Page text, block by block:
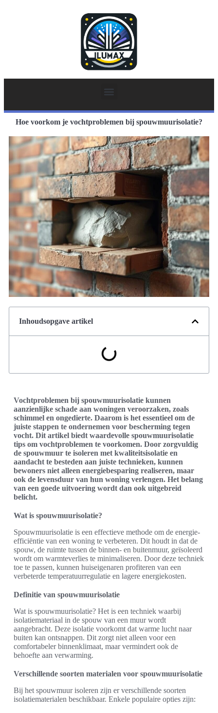
Hoe voorkom je vochtproblemen bij spouwmuurisolatie?
Inhoudsopgave artikel
Vochtproblemen bij spouwmuurisolatie kunnen
aanzienlijke schade aan woningen veroorzaken, zoals
schimmel en ongedierte. Daarom is het essentieel om de
juiste stappen te ondernemen voor bescherming tegen
vocht. Dit artikel biedt waardevolle spouwmuurisolatie
tips om vochtproblemen te voorkomen. Door zorgvuldig
de spouwmuur te isoleren met kwaliteitsisolatie en
aandacht te besteden aan juiste technieken, kunnen
bewoners niet alleen energiebesparing realiseren, maar
ook de levensduur van hun woning verlengen. Het belang
van een goede uitvoering wordt dan ook uitgebreid
belicht.
Wat is spouwmuurisolatie?
Spouwmuurisolatie is een effectieve methode om de energie-
efficiëntie van een woning te verbeteren. Dit houdt in dat de
spouw, de ruimte tussen de binnen- en buitenmuur, geïsoleerd
wordt om warmteverlies te minimaliseren. Door deze techniek
toe te passen, kunnen huiseigenaren profiteren van een
verbeterde temperatuurregulatie en lagere energiekosten.
Definitie van spouwmuurisolatie
Wat is spouwmuurisolatie? Het is een techniek waarbij
isolatiemateriaal in de spouw van een muur wordt
aangebracht. Deze isolatie voorkomt dat warme lucht naar
buiten kan ontsnappen. Dit zorgt niet alleen voor een
comfortabeler binnenklimaat, maar vermindert ook de
behoefte aan verwarming.
Verschillende soorten materialen voor spouwmuurisolatie
Bij het spouwmuur isoleren zijn er verschillende soorten
isolatiematerialen beschikbaar. Enkele populaire opties zijn: